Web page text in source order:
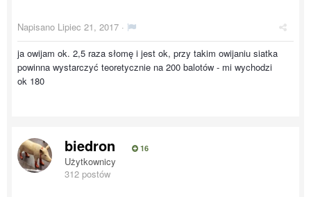
Napisano Lipiec 21, 2017 ·
ja owijam ok. 2,5 raza słomę i jest ok, przy takim owijaniu siatka
powinna wystarczyć teoretycznie na 200 balotów - mi wychodzi
ok 180
biedron 16
Użytkownicy
312 postów